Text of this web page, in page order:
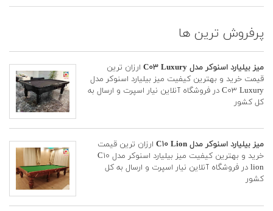
پرفروش ترین ها
میز بیلیارد اسنوکر مدل C۰۳ Luxury
ارزان ترین
قیمت خرید و بهترین کیفیت میز بیلیارد اسنوکر مدل
C۰۳ Luxury در فروشگاه آنلاین نیار اسپرت و ارسال به
کل کشور
میز بیلیارد اسنوکر مدل C۱۰ Lion
ارزان ترین قیمت
خرید و بهترین کیفیت میز بیلیارد اسنوکر مدل C۱۰
lion در فروشگاه آنلاین نیار اسپرت و ارسال به کل
کشور